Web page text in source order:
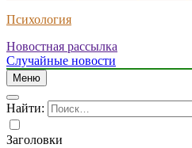
Психология
Новостная рассылка
Случайные новости
Меню
Найти:
Заголовки